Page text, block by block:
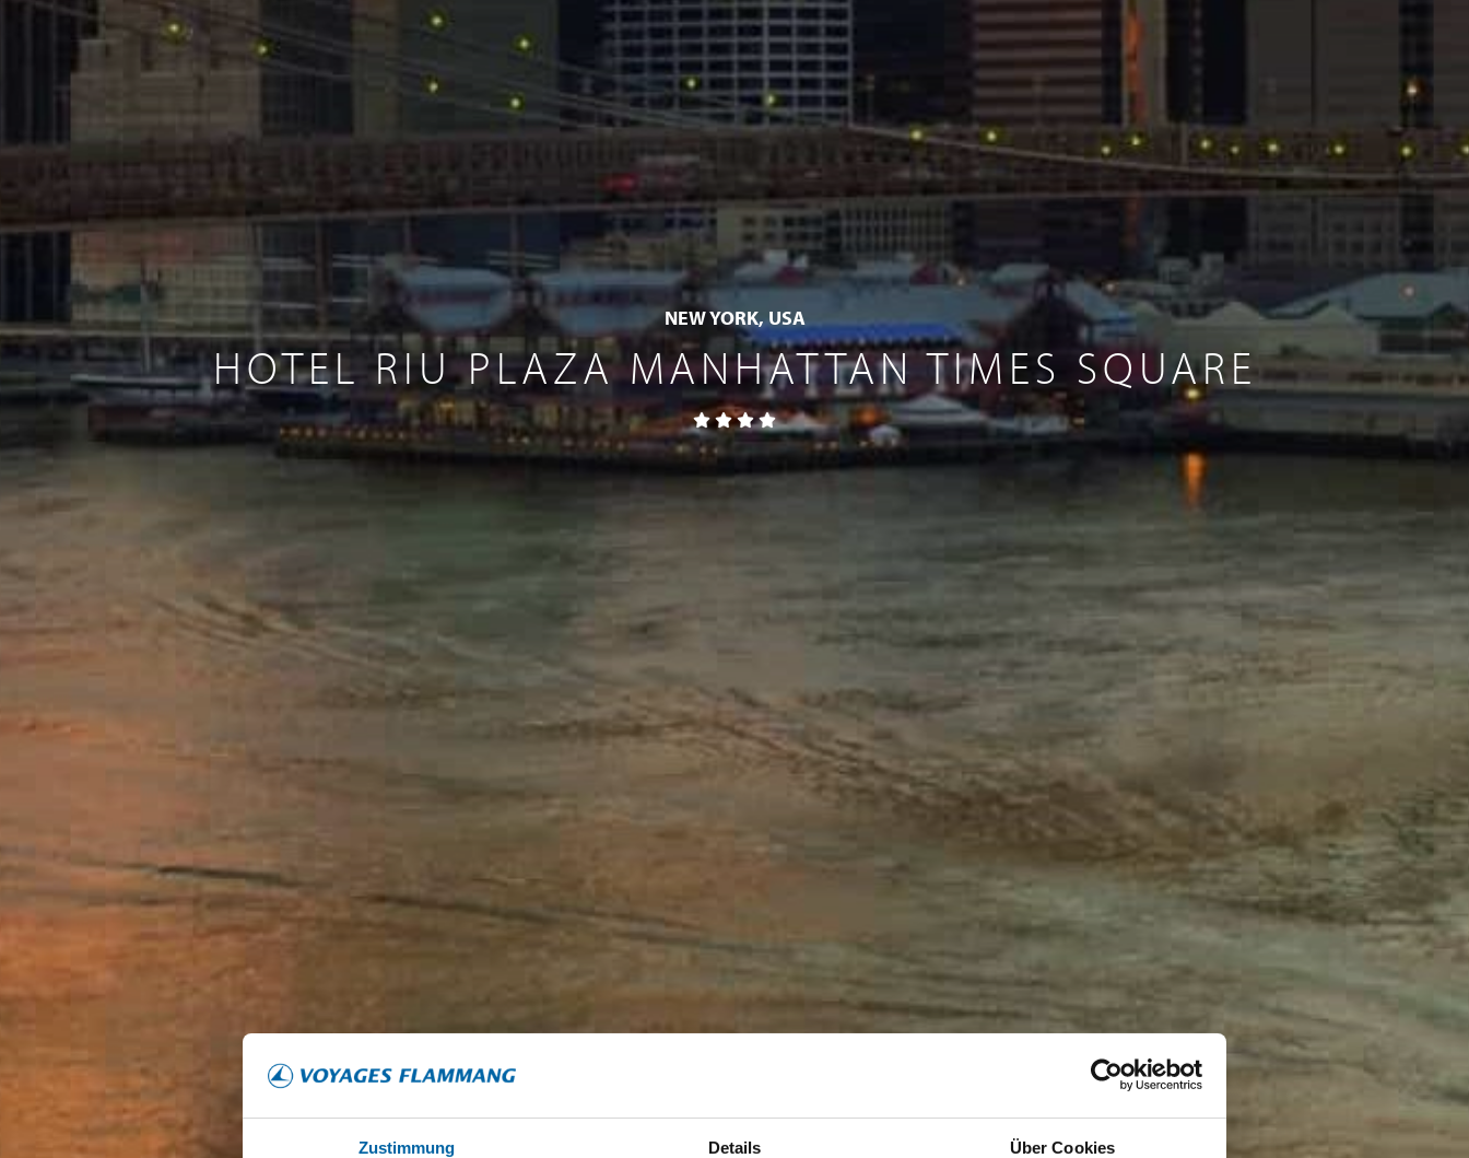
Zustimmung Details Über Cookies
NEW YORK, USA
HOTEL RIU PLAZA MANHATTAN TIMES SQUARE